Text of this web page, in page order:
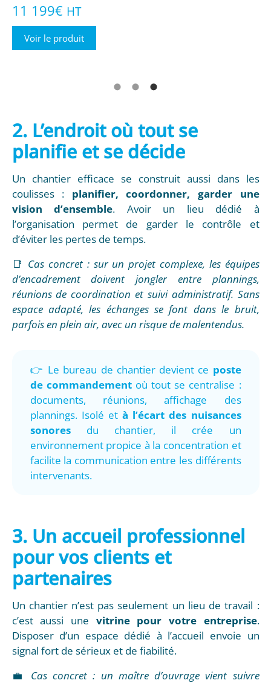
11 199€ HT
Voir le produit
2. L’endroit où tout se
planifie et se décide
Un chantier efficace se construit aussi dans les
coulisses : planifier, coordonner, garder une
vision d’ensemble. Avoir un lieu dédié à
l’organisation permet de garder le contrôle et
d’éviter les pertes de temps.
📑 Cas concret : sur un projet complexe, les équipes
d’encadrement doivent jongler entre plannings,
réunions de coordination et suivi administratif. Sans
espace adapté, les échanges se font dans le bruit,
parfois en plein air, avec un risque de malentendus.
👉 Le bureau de chantier devient ce poste
de commandementoù tout se centralise :
documents, réunions, affichage des
plannings. Isolé et à l’écart des nuisances
sonoresdu chantier, il crée un
environnement propice à la concentration et
facilite la communication entre les différents
intervenants.
3. Un accueil professionnel
pour vos clients et
partenaires
Un chantier n’est pas seulement un lieu de travail :
c’est aussi une vitrine pour votre entreprise.
Disposer d’un espace dédié à l’accueil envoie un
signal fort de sérieux et de fiabilité.
💼 Cas concret : un maître d’ouvrage vient suivre